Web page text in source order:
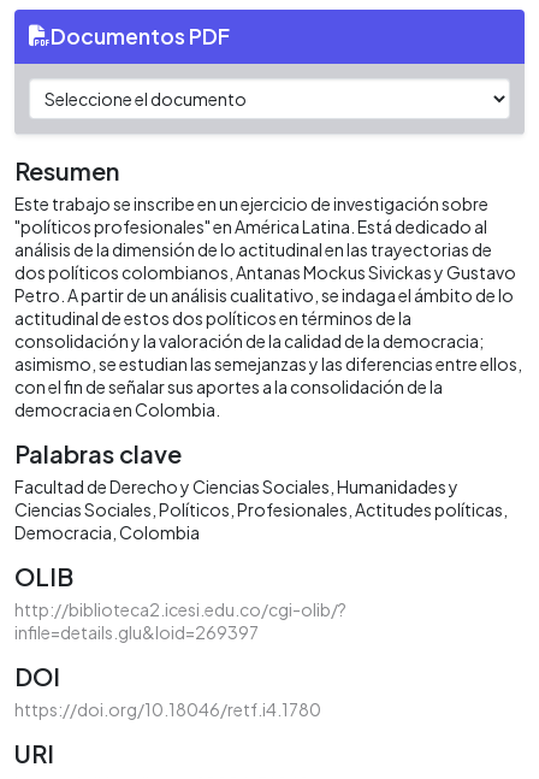
Documentos PDF
Resumen
Este trabajo se inscribe en un ejercicio de investigación sobre
"políticos profesionales" en América Latina. Está dedicado al
análisis de la dimensión de lo actitudinal en las trayectorias de
dos políticos colombianos, Antanas Mockus Sivickas y Gustavo
Petro. A partir de un análisis cualitativo, se indaga el ámbito de lo
actitudinal de estos dos políticos en términos de la
consolidación y la valoración de la calidad de la democracia;
asimismo, se estudian las semejanzas y las diferencias entre ellos,
con el fin de señalar sus aportes a la consolidación de la
democracia en Colombia.
Palabras clave
Facultad de Derecho y Ciencias Sociales Humanidades y
Ciencias Sociales Políticos Profesionales Actitudes políticas
Democracia Colombia
OLIB
http://biblioteca2.icesi.edu.co/cgi-olib/?
infile=details.glu&loid=269397
DOI
https://doi.org/10.18046/retf.i4.1780
URI